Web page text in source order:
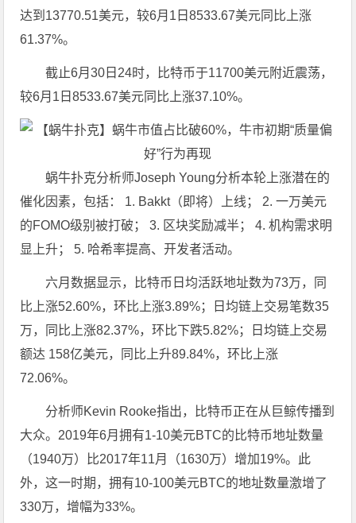
达到13770.51美元，较6月1日8533.67美元同比上涨
61.37%。
截止6月30日24时，比特币于11700美元附近震荡，
较6月1日8533.67美元同比上涨37.10%。
蜗牛扑克分析师Joseph Young分析本轮上涨潜在的
催化因素，包括： 1. Bakkt（即将）上线； 2. 一万美元
的FOMO级别被打破； 3. 区块奖励减半； 4. 机构需求明
显上升； 5. 哈希率提高、开发者活动。
六月数据显示，比特币日均活跃地址数为73万，同
比上涨52.60%，环比上涨3.89%；日均链上交易笔数35
万，同比上涨82.37%，环比下跌5.82%；日均链上交易
额达 158亿美元，同比上升89.84%，环比上涨
72.06%。
分析师Kevin Rooke指出，比特币正在从巨鲸传播到
大众。2019年6月拥有1-10美元BTC的比特币地址数量
（1940万）比2017年11月（1630万）增加19%。此
外，这一时期，拥有10-100美元BTC的地址数量激增了
330万，增幅为33%。